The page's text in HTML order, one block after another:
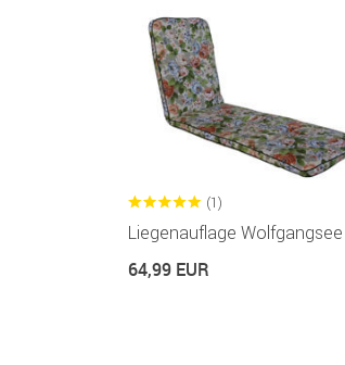
(1)
Liegenauflage Wolfgangsee
64,99 EUR